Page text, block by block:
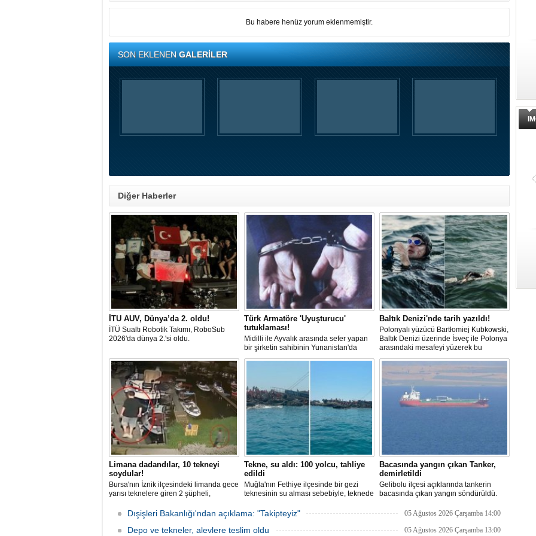
Bu habere henüz yorum eklenmemiştir.
SON EKLENENGALERİLER
Diğer Haberler
İTU AUV, Dünya’da 2. oldu!
İTÜ Sualtı Robotik Takımı, RoboSub
2026'da dünya 2.'si oldu.
Türk Armatöre 'Uyuşturucu'
tutuklaması!
Midilli ile Ayvalık arasında sefer yapan
bir şirketin sahibinin Yunanistan'da
tutuklandığı bildirildi.
Baltık Denizi'nde tarih yazıldı!
Polonyalı yüzücü Bartłomiej Kubkowski,
Baltık Denizi üzerinde İsveç ile Polonya
arasındaki mesafeyi yüzerek bu
başarının ilk örneği olarak tarihe geçti.
Limana dadandılar, 10 tekneyi
soydular!
Bursa'nın İznik ilçesindeki limanda gece
yarısı teknelere giren 2 şüpheli,
çaldı. Olay, güvenlik kameralarına
yansıdı, tekne sahiplerinin ihbarıyla
jandarma inceleme başlattı.
Tekne, su aldı: 100 yolcu, tahliye
edildi
Muğla'nın Fethiye ilçesinde bir gezi
teknesinin su alması sebebiyle, teknede
teknenin batmaması için bölgede
kurtarma çalışması başlatıldı.
Bacasında yangın çıkan Tanker,
demirletildi
Gelibolu ilçesi açıklarında tankerin
bacasında çıkan yangın söndürüldü.
Sahası'na demirletildi.
Dışişleri Bakanlığı'ndan açıklama: "Takipteyiz" 05 Ağustos 2026 Çarşamba 14:00
Depo ve tekneler, alevlere teslim oldu 05 Ağustos 2026 Çarşamba 13:00